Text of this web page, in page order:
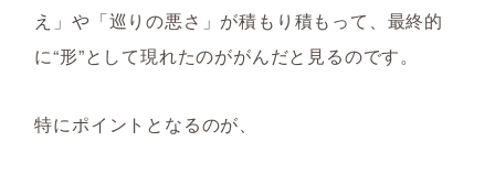
え」や「巡りの悪さ」が積もり積もって、最終的
に“形”として現れたのががんだと見るのです。
特にポイントとなるのが、